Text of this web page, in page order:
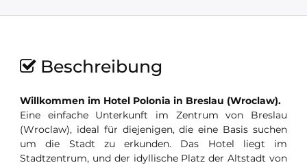
Beschreibung
Willkommen im Hotel Polonia in Breslau (Wroclaw).
Eine einfache Unterkunft im Zentrum von Breslau
(Wroclaw), ideal für diejenigen, die eine Basis suchen
um die Stadt zu erkunden. Das Hotel liegt im
Stadtzentrum, und der idyllische Platz der Altstadt von